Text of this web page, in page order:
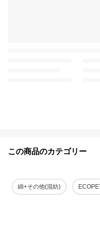
この商品のカテゴリー
綿+その他(混紡)